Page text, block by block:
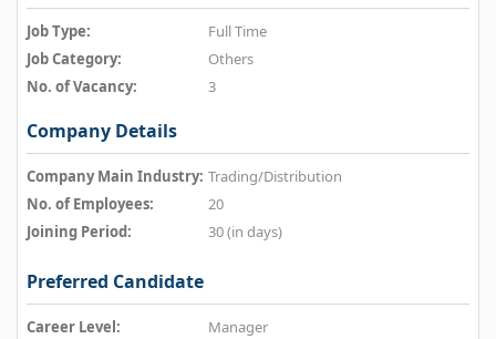
Job Type:
Full Time
Job Category:
Others
No. of Vacancy:
3
Company Details
Company Main Industry: Trading/Distribution
No. of Employees:
20
Joining Period:
30 (in days)
Preferred Candidate
Career Level:
Manager